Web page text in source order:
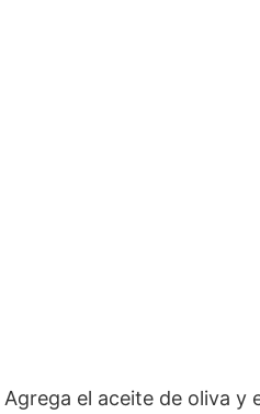
el aceite de oliva y